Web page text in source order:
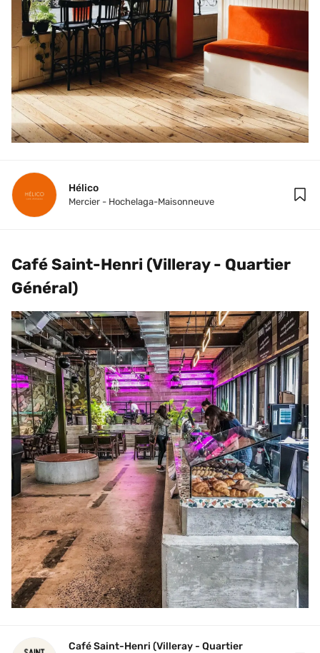
Hélico
Mercier - Hochelaga-Maisonneuve
Café Saint-Henri (Villeray - Quartier
Général)
Café Saint-Henri (Villeray - Quartier